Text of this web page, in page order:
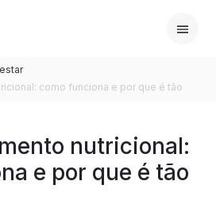
como funciona e por que é tão
nutricional:
e por que é tão